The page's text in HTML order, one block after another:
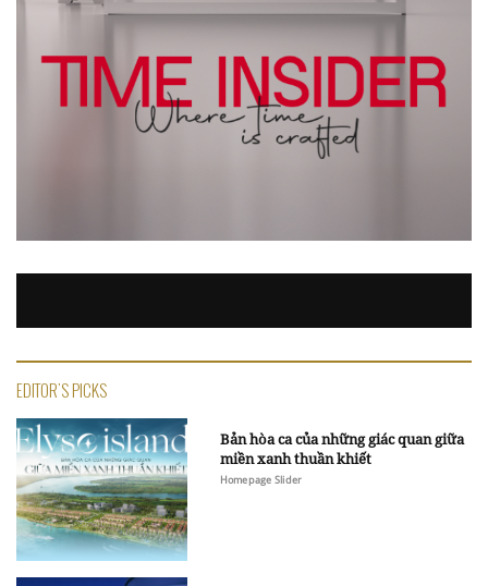
EDITOR'S PICKS
Bản hòa ca của những giác quan giữa
miền xanh thuần khiết
Homepage Slider